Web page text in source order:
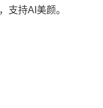
支持AI美颜。